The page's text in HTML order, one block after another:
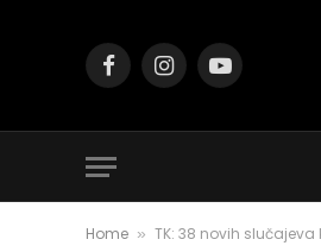
FacebookInstagramYouTube
Home » TK: 38 novih